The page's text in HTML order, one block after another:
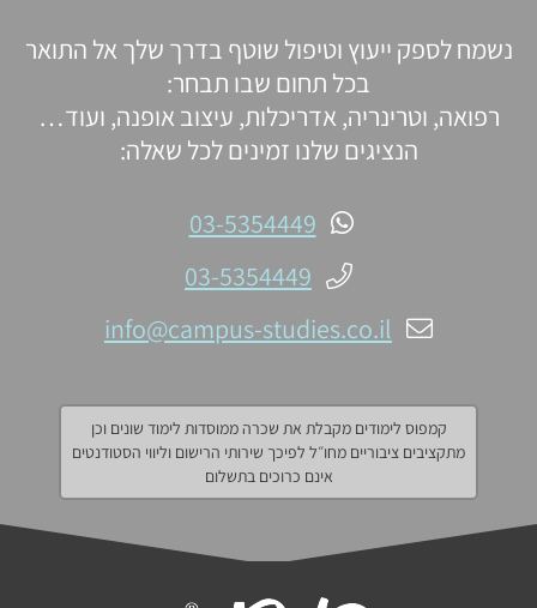
נשמח לספק ייעוץ וטיפול שוטף בדרך שלך אל התואר
בכל תחום שבו תבחר:
רפואה, וטרינריה, אדריכלות, עיצוב אופנה, ועוד…
הנציגים שלנו זמינים לכל שאלה:
03-5354449
03-5354449
info@campus-studies.co.il
קמפוס לימודים מקבלת את שכרה ממוסדות לימוד שונים וכן
מתקציבים ציבוריים מחו״ל לפיכך שירותי הרישום וליווי הסטודנטים
אינם כרוכים בתשלום